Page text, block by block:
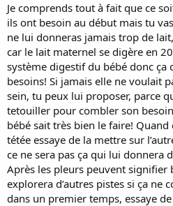
Je comprends tout à fait que ce
ils ont besoin au début mais tu
ne lui donneras jamais trop de lait,
car le lait maternel se digère en
système digestif du bébé donc ça
besoins! Si jamais elle ne voulait
sein, tu peux lui proposer, parce
tetouiller pour combler son
bébé sait très bien le faire!
tétée essaye de la mettre sur
ce ne sera pas ça qui lui donnera
Après les pleurs peuvent signifier
explorera d’autres pistes si ça ne
dans un premier temps, essaye